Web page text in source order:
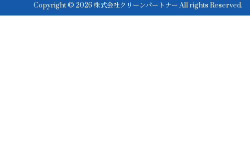
Copyright © 2026 株式会社クリーンパートナー All rights Reserved.